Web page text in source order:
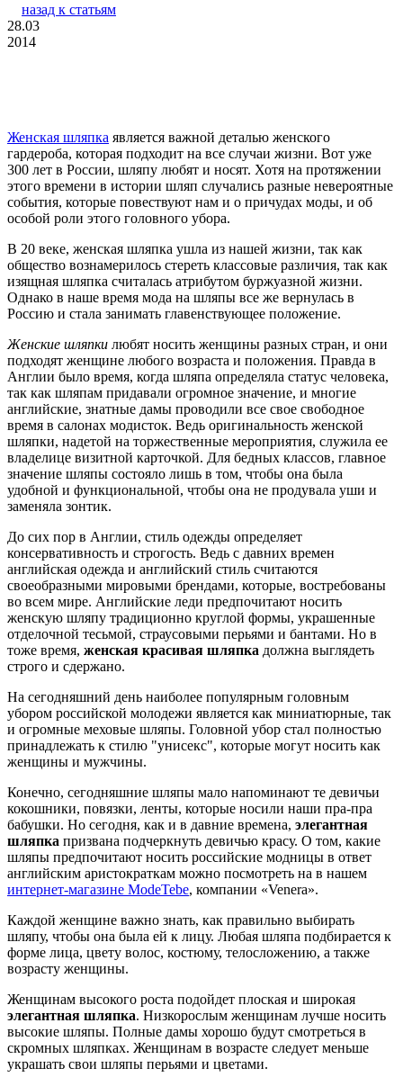
назад к статьям
28.03
2014
Женская шляпка является важной деталью женского
гардероба, которая подходит на все случаи жизни. Вот уже
300 лет в России, шляпу любят и носят. Хотя на протяжении
этого времени в истории шляп случались разные невероятные
события, которые повествуют нам и о причудах моды, и об
особой роли этого головного убора.
В 20 веке, женская шляпка ушла из нашей жизни, так как
общество вознамерилось стереть классовые различия, так как
изящная шляпка считалась атрибутом буржуазной жизни.
Однако в наше время мода на шляпы все же вернулась в
Россию и стала занимать главенствующее положение.
Женские шляпки любят носить женщины разных стран, и они
подходят женщине любого возраста и положения. Правда в
Англии было время, когда шляпа определяла статус человека,
так как шляпам придавали огромное значение, и многие
английские, знатные дамы проводили все свое свободное
время в салонах модисток. Ведь оригинальность женской
шляпки, надетой на торжественные мероприятия, служила ее
владелице визитной карточкой. Для бедных классов, главное
значение шляпы состояло лишь в том, чтобы она была
удобной и функциональной, чтобы она не продувала уши и
заменяла зонтик.
До сих пор в Англии, стиль одежды определяет
консервативность и строгость. Ведь с давних времен
английская одежда и английский стиль считаются
своеобразными мировыми брендами, которые, востребованы
во всем мире. Английские леди предпочитают носить
женскую шляпу традиционно круглой формы, украшенные
отделочной тесьмой, страусовыми перьями и бантами. Но в
тоже время, женская красивая шляпка должна выглядеть
строго и сдержано.
На сегодняшний день наиболее популярным головным
убором российской молодежи является как миниатюрные, так
и огромные меховые шляпы. Головной убор стал полностью
принадлежать к стилю "унисекс", которые могут носить как
женщины и мужчины.
Конечно, сегодняшние шляпы мало напоминают те девичьи
кокошники, повязки, ленты, которые носили наши пра-пра
бабушки. Но сегодня, как и в давние времена, элегантная
шляпка призвана подчеркнуть девичью красу. О том, какие
шляпы предпочитают носить российские модницы в ответ
английским аристократкам можно посмотреть на в нашем
интернет-магазине ModeTebe, компании «Venera».
Каждой женщине важно знать, как правильно выбирать
шляпу, чтобы она была ей к лицу. Любая шляпа подбирается к
форме лица, цвету волос, костюму, телосложению, а также
возрасту женщины.
Женщинам высокого роста подойдет плоская и широкая
элегантная шляпка. Низкорослым женщинам лучше носить
высокие шляпы. Полные дамы хорошо будут смотреться в
скромных шляпках. Женщинам в возрасте следует меньше
украшать свои шляпы перьями и цветами.